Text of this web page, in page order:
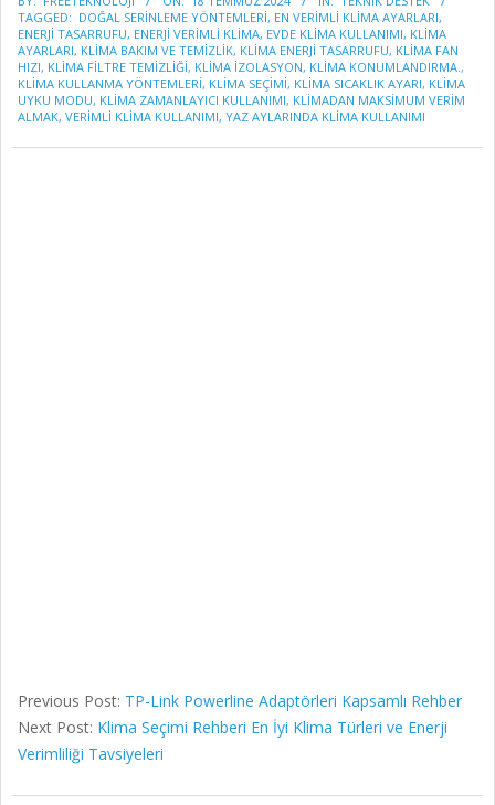
07-
18
TAGGED: DOĞAL SERINLEME YÖNTEMLERI, EN VERIMLI KLIMA AYARLARI,
ENERJI TASARRUFU, ENERJI VERIMLI KLIMA, EVDE KLIMA KULLANIMI, KLIMA
AYARLARI, KLIMA BAKIM VE TEMIZLIK, KLIMA ENERJI TASARRUFU, KLIMA FAN
HIZI, KLIMA FILTRE TEMIZLIĞI, KLIMA IZOLASYON, KLIMA KONUMLANDIRMA.,
KLIMA KULLANMA YÖNTEMLERI, KLIMA SEÇIMI, KLIMA SICAKLIK AYARI, KLIMA
UYKU MODU, KLIMA ZAMANLAYICI KULLANIMI, KLIMADAN MAKSIMUM VERIM
ALMAK, VERIMLI KLIMA KULLANIMI, YAZ AYLARINDA KLIMA KULLANIMI
Previous Post: TP-Link Powerline Adaptörleri Kapsamlı Rehber
Next Post: Klima Seçimi Rehberi En İyi Klima Türleri ve Enerji
Verimliliği Tavsiyeleri